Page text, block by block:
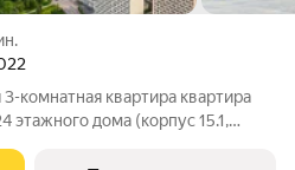
комнатная квартира квартира
этажного дома (корпус 15.1,